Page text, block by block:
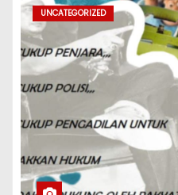
UNCATEGORIZED